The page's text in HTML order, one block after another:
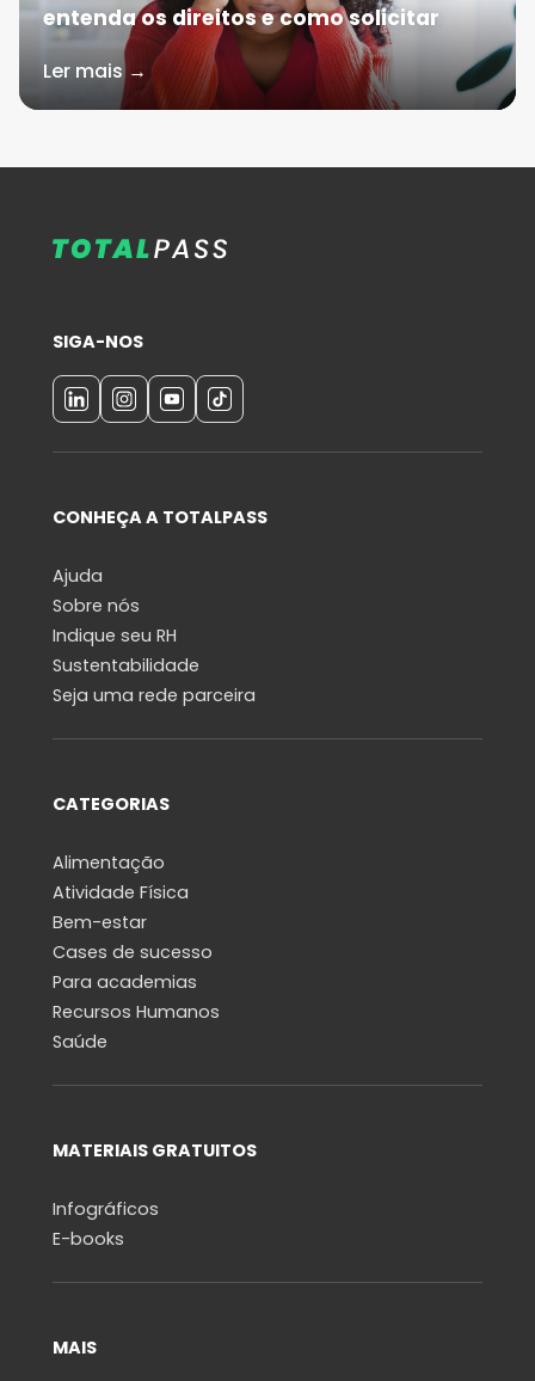
entenda os direitos e como solicitar
Ler mais →
SIGA-NOS
CONHEÇA A TOTALPASS
Ajuda
Sobre nós
Indique seu RH
Sustentabilidade
Seja uma rede parceira
CATEGORIAS
Alimentação
Atividade Física
Bem-estar
Cases de sucesso
Para academias
Recursos Humanos
Saúde
MATERIAIS GRATUITOS
Infográficos
E-books
MAIS